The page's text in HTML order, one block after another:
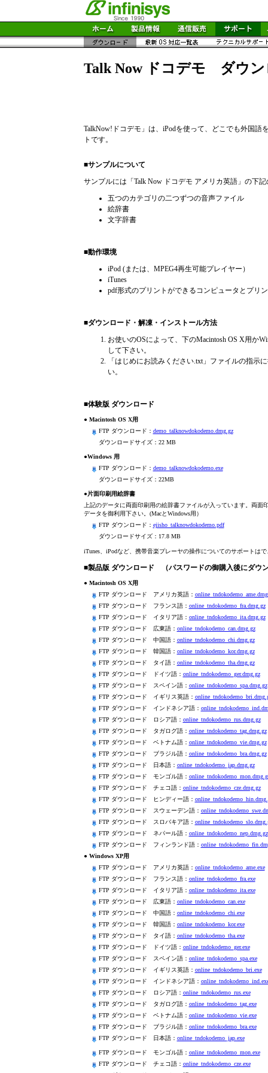
Talk Now ドコデモ ダウン
TalkNow!ドコデモ」は、iPodを使って、どこでも外国語
トです。
■サンプルについて
サンプルには「Talk Now ドコデモ アメリカ英語」の下
五つのカテゴリの二つずつの音声ファイル
絵辞書
文字辞書
■動作環境
iPod (または、MPEG4再生可能プレイヤー）
iTunes
pdf形式のプリントができるコンピュータとプリ
■ダウンロード・解凍・インストール方法
お使いのOSによって、下のMacintosh OS X用か
して下さい。
「はじめにお読みください.txt」ファイルの指示
い。
■体験版 ダウンロード
● Macintosh OS X用
FTP ダウンロード： demo_talknowdokodemo.dmg.gz
ダウンロードサイズ：22 MB
●Windows 用
FTP ダウンロード： demo_talknowdokodemo.exe
ダウンロードサイズ：22MB
●片面印刷用絵辞書
上記のデータに両面印刷用の絵辞書ファイルが入っています。両面
データを御利用下さい。(MacとWindows用）
FTP ダウンロード： ejisho_talknowdokodemo.pdf
ダウンロードサイズ：17.8 MB
iTunes、iPodなど、携帯音楽プレーヤの操作についてのサポートは
■製品版 ダウンロード （パスワードの御購入後にダウ
● Macintosh OS X用
FTP ダウンロード アメリカ英語：
FTP ダウンロード フランス語： online_tndokodemo_fra.dmg.gz
FTP ダウンロード イタリア語： online_tndokodemo_ita.dmg.gz
FTP ダウンロード 広東語： online_tndokodemo_can.dmg.gz
FTP ダウンロード 中国語： online_tndokodemo_chi.dmg.gz
FTP ダウンロード 韓国語： online_tndokodemo_kor.dmg.gz
FTP ダウンロード タイ語： online_tndokodemo_tha.dmg.gz
FTP ダウンロード ドイツ語： online_tndokodemo_ger.dmg.gz
FTP ダウンロード スペイン語： online_tndokodemo_spa.dmg.gz
FTP ダウンロード イギリス英語：
FTP ダウンロード インドネシア語：
FTP ダウンロード ロシア語： online_tndokodemo_rus.dmg.gz
FTP ダウンロード タガログ語： online_tndokodemo_tag.dmg.gz
FTP ダウンロード ベトナム語： online_tndokodemo_vie.dmg.gz
FTP ダウンロード ブラジル語： online_tndokodemo_bra.dmg.gz
FTP ダウンロード 日本語： online_tndokodemo_jap.dmg.gz
FTP ダウンロード モンゴル語：
FTP ダウンロード チェコ語： online_tndokodemo_cze.dmg.gz
FTP ダウンロード ヒンディー語：
FTP ダウンロード スウェーデン語：
FTP ダウンロード スロバキア語：
FTP ダウンロード ネパール語： online_tndokodemo_nep.dmg.gz
FTP ダウンロード フィンランド語：
● Windows XP用
FTP ダウンロード アメリカ英語： online_tndokodemo_ame.exe
FTP ダウンロード フランス語： online_tndokodemo_fra.exe
FTP ダウンロード イタリア語： online_tndokodemo_ita.exe
FTP ダウンロード 広東語： online_tndokodemo_can.exe
FTP ダウンロード 中国語： online_tndokodemo_chi.exe
FTP ダウンロード 韓国語： online_tndokodemo_kor.exe
FTP ダウンロード タイ語： online_tndokodemo_tha.exe
FTP ダウンロード ドイツ語： online_tndokodemo_ger.exe
FTP ダウンロード スペイン語： online_tndokodemo_spa.exe
FTP ダウンロード イギリス英語： online_tndokodemo_bri.exe
FTP ダウンロード インドネシア語：
FTP ダウンロード ロシア語： online_tndokodemo_rus.exe
FTP ダウンロード タガログ語： online_tndokodemo_tag.exe
FTP ダウンロード ベトナム語： online_tndokodemo_vie.exe
FTP ダウンロード ブラジル語： online_tndokodemo_bra.exe
FTP ダウンロード 日本語： online_tndokodemo_jap.exe
FTP ダウンロード モンゴル語： online_tndokodemo_mon.exe
FTP ダウンロード チェコ語： online_tndokodemo_cze.exe